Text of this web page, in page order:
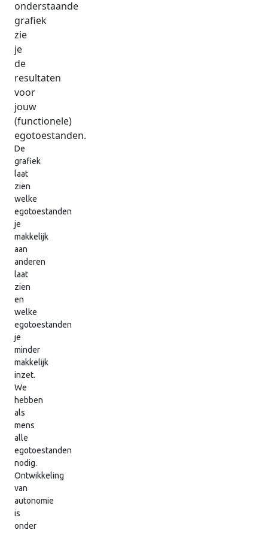
onderstaande
grafiek
zie
je
de
resultaten
voor
jouw
(functionele)
egotoestanden.
De
grafiek
laat
zien
welke
egotoestanden
je
makkelijk
aan
anderen
laat
zien
en
welke
egotoestanden
je
minder
makkelijk
inzet.
We
hebben
als
mens
alle
egotoestanden
nodig.
Ontwikkeling
van
autonomie
is
onder